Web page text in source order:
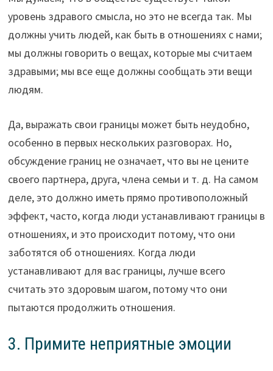
уровень здравого смысла, но это не всегда так. Мы
должны учить людей, как быть в отношениях с нами;
мы должны говорить о вещах, которые мы считаем
здравыми; мы все еще должны сообщать эти вещи
людям.
Да, выражать свои границы может быть неудобно,
особенно в первых нескольких разговорах. Но,
обсуждение границ не означает, что вы не цените
своего партнера, друга, члена семьи и т. д. На самом
деле, это должно иметь прямо противоположный
эффект, часто, когда люди устанавливают границы в
отношениях, и это происходит потому, что они
заботятся об отношениях. Когда люди
устанавливают для вас границы, лучше всего
считать это здоровым шагом, потому что они
пытаются продолжить отношения.
3. Примите неприятные эмоции